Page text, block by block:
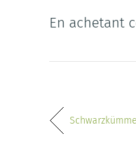
En achetant